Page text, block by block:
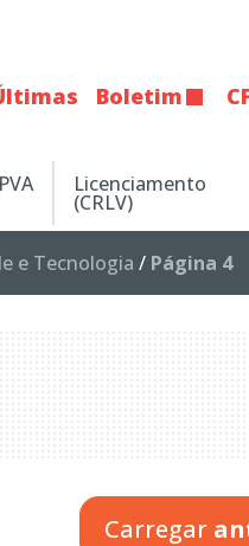
Boletim
Licenciamento
(CRLV)
e Tecnologia / Página 4
Carregar